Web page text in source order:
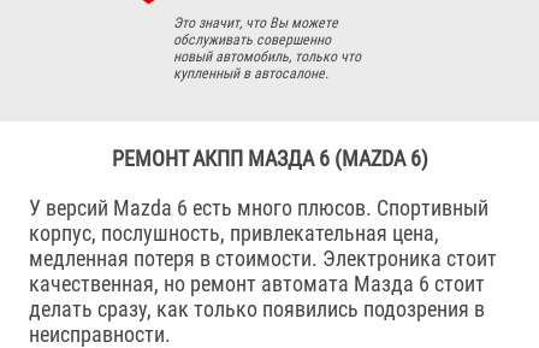
Это значит, что Вы можете
обслуживать совершенно
новый автомобиль, только что
купленный в автосалоне.
РЕМОНТ АКПП МАЗДА 6 (MAZDA 6)
У версий Mazda 6 есть много плюсов. Спортивный
корпус, послушность, привлекательная цена,
медленная потеря в стоимости. Электроника стоит
качественная, но ремонт автомата Мазда 6 стоит
делать сразу, как только появились подозрения в
неисправности.